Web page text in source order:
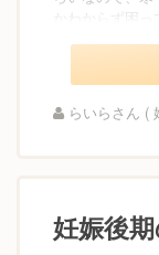
かわからず困
らいらさん (
妊娠後